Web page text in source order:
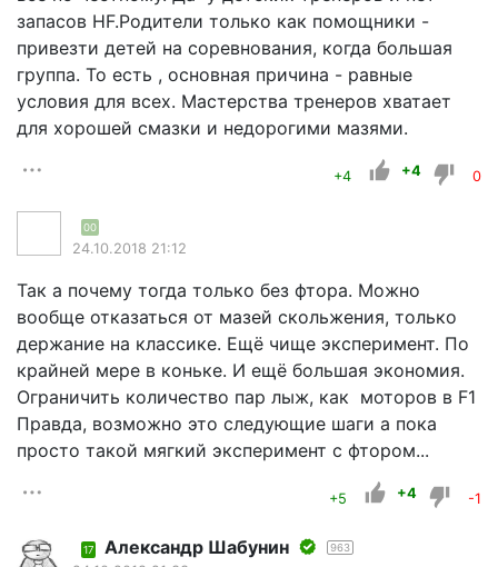
запасов HF.Родители только как помощники -
привезти детей на соревнования, когда большая
группа. То есть , основная причина - равные
условия для всех. Мастерства тренеров хватает
для хорошей смазки и недорогими мазями.
+4 +4 0
00
24.10.2018 21:12
Так а почему тогда только без фтора. Можно
вообще отказаться от мазей скольжения, только
держание на классике. Ещё чище эксперимент. По
крайней мере в коньке. И ещё большая экономия.
Ограничить количество пар лыж, как моторов в F1
Правда, возможно это следующие шаги а пока
просто такой мягкий эксперимент с фтором...
+5 +4 -1
17 Александр Шабунин 963